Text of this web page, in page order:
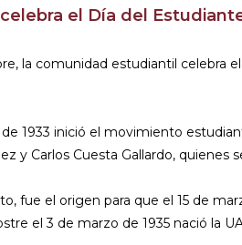
el Día del
la comunidad estudiantil celebra
1933 inició el movimiento
y Carlos Cuesta Gallardo,
fue el origen para que el 15 de
el 3 de marzo de 1935 nació la